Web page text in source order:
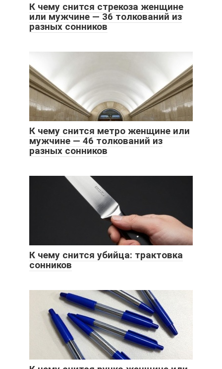
К чему снится стрекоза женщине
или мужчине — 36 толкований из
разных сонников
К чему снится метро женщине или
мужчине — 46 толкований из
разных сонников
К чему снится убийца: трактовка
сонников